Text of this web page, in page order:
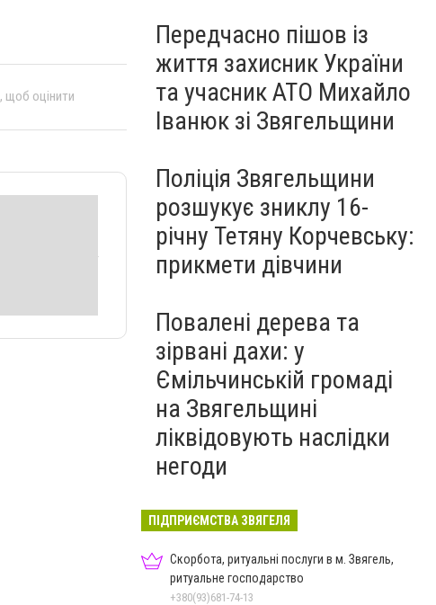
, щоб оцінити
Передчасно пішов із
життя захисник України
та учасник АТО Михайло
Іванюк зі Звягельщини
Поліція Звягельщини
розшукує зниклу 16-
річну Тетяну Корчевську:
прикмети дівчини
Повалені дерева та
зірвані дахи: у
Ємільчинській громаді
на Звягельщині
ліквідовують наслідки
негоди
ПІДПРИЄМСТВА ЗВЯГЕЛЯ
Скорбота, ритуальні послуги в м. Звягель,
ритуальне господарство
+380(93)681-74-13